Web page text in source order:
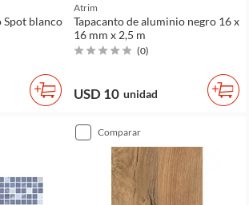
Spot blanco
Atrim
Tapacanto de aluminio negro 16 x
16 mm x 2,5 m
(0)
USD 10 unidad
comparar